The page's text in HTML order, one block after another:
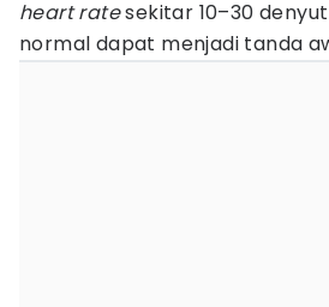
heart ratesekitar 10–30
normal dapat menjadi tanda